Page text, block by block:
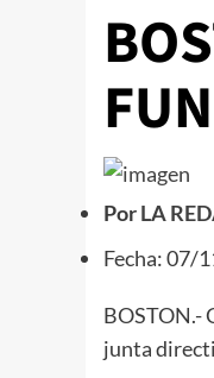
PorLA
Fecha: 07/
BOSTON.-
junta